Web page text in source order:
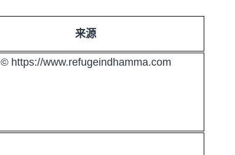
来源
© https://www.refugeindhamma.com